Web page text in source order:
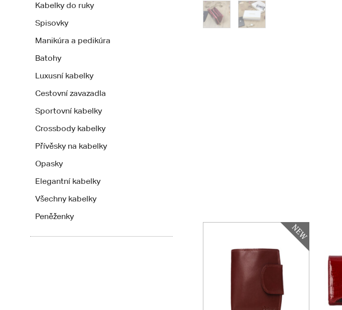
Kabelky do ruky
Spisovky
Manikúra a pedikúra
Batohy
Luxusní kabelky
Cestovní zavazadla
Sportovní kabelky
Crossbody kabelky
Přívěsky na kabelky
Opasky
Elegantní kabelky
Všechny kabelky
Peněženky